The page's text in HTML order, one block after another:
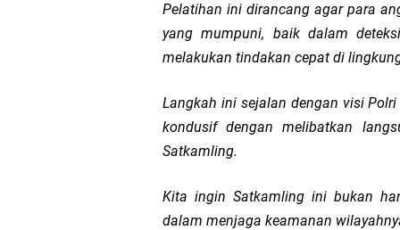
Kapolsek Lingsar
Pelatihan ini dirancang agar para
yang mumpuni, baik dalam
melakukan tindakan cepat di
Langkah ini sejalan dengan visi
kondusif dengan melibatkan
Satkamling.
Kita ingin Satkamling ini bukan
dalam menjaga keamanan